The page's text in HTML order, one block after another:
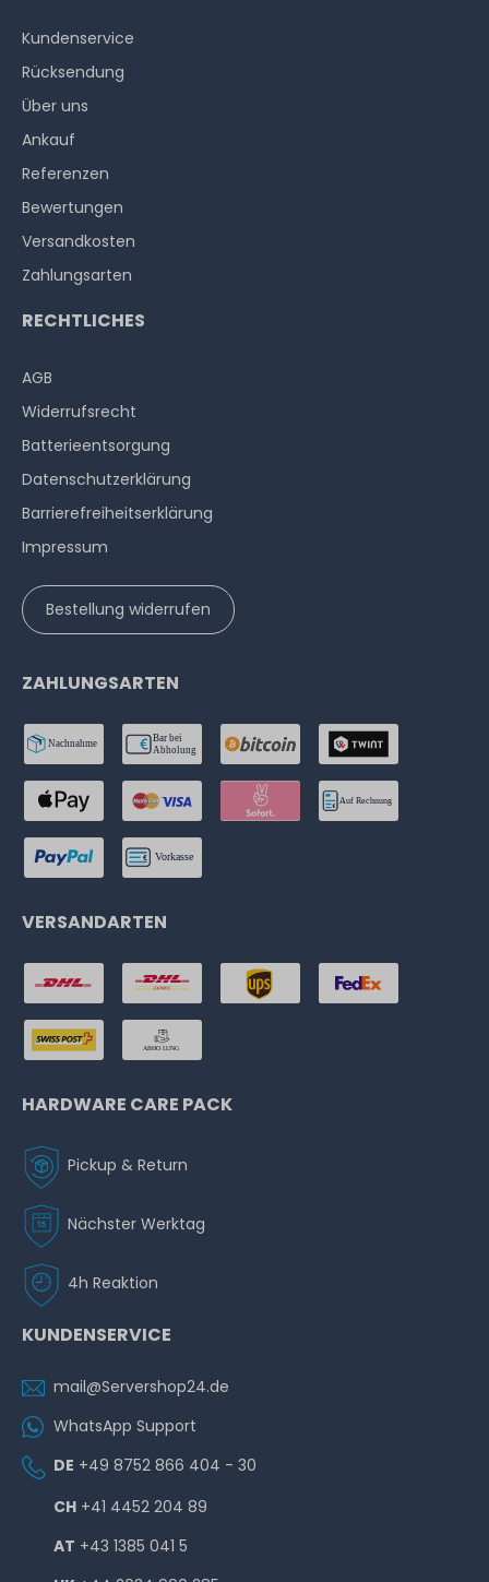
Kundenservice
Rücksendung
Über uns
Ankauf
Referenzen
Bewertungen
Versandkosten
Zahlungsarten
RECHTLICHES
AGB
Widerrufs­recht
Batterieentsorgung
Datenschutzerklärung
Barrierefreiheitserklärung
Impressum
Bestellung widerrufen
ZAHLUNGSARTEN
VERSANDARTEN
HARDWARE CARE PACK
Pickup & Return
Nächster Werktag
4h Reaktion
KUNDENSERVICE
mail@Servershop24.de
WhatsApp Support
DE +49 8752 866 404 - 30
CH +41 4452 204 89
AT +43 1385 041 5